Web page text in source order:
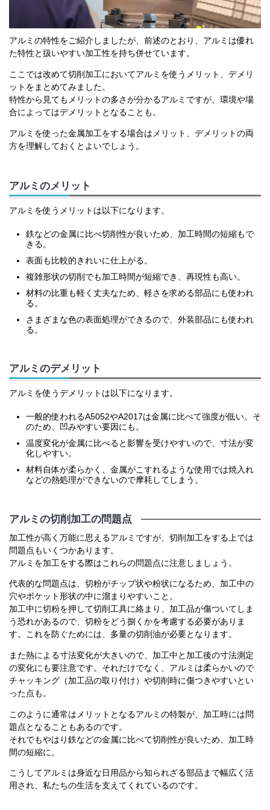
アルミの特性をご紹介しましたが、前述のとおり、アルミは優れ
た特性と扱いやすい加工性を持ち併せています。
ここでは改めて切削加工においてアルミを使うメリット、デメリ
ットをまとめてみました。
特性から見てもメリットの多さが分かるアルミですが、環境や場
合によってはデメリットとなることも。
アルミを使った金属加工をする場合はメリット、デメリットの両
方を理解しておくとよいでしょう。
アルミのメリット
アルミを使うメリットは以下になります。
鉄などの金属に比べ切削性が良いため、加工時間の短縮もで
きる。
表面も比較的きれいに仕上がる。
複雑形状の切削でも加工時間が短縮でき、再現性も高い。
材料の比重も軽く丈夫なため、軽さを求める部品にも使われ
る。
さまざまな色の表面処理ができるので、外装部品にも使われ
る。
アルミのデメリット
アルミを使うデメリットは以下になります。
一般的使われるA5052やA2017は金属に比べて強度が低い。そ
のため、凹みやすい要因にも。
温度変化が金属に比べると影響を受けやすいので、寸法が変
化しやすい。
材料自体が柔らかく、金属がこすれるような使用では焼入れ
などの熱処理ができないので摩耗してしまう。
アルミの切削加工の問題点
加工性が高く万能に思えるアルミですが、切削加工をする上では
問題点もいくつかあります。
アルミを加工をする際はこれらの問題点に注意しましょう。
代表的な問題点は、切粉がチップ状や粉状になるため、加工中の
穴やポケット形状の中に溜まりやすいこと。
加工中に切粉を押して切削工具に絡まり、加工品が傷ついてしま
う恐れがあるので、切粉をどう捌くかを考慮する必要がありま
す。これを防ぐためには、多量の切削油が必要となります。
また熱による寸法変化が大きいので、加工中と加工後の寸法測定
の変化にも要注意です。それだけでなく、アルミは柔らかいので
チャッキング（加工品の取り付け）や切削時に傷つきやすいとい
った点も。
このように通常はメリットとなるアルミの特製が、加工時には問
題点となることもあるのです。
それでもやはり鉄などの金属に比べて切削性が良いため、加工時
間の短縮に。
こうしてアルミは身近な日用品から知られざる部品まで幅広く活
用され、私たちの生活を支えてくれているのです。